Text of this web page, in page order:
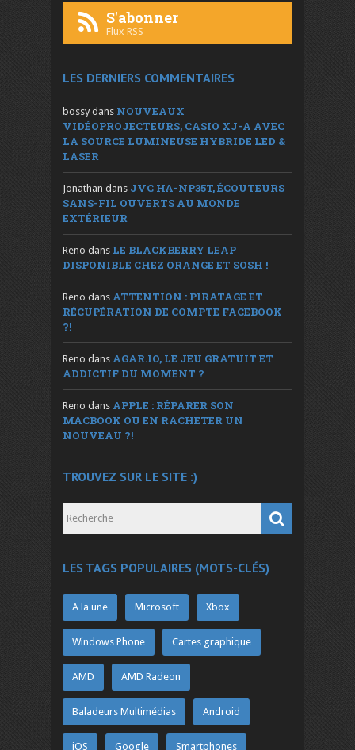
S'abonner
Flux RSS
LES DERNIERS COMMENTAIRES
bossy dans NOUVEAUX
VIDÉOPROJECTEURS, CASIO XJ-A AVEC
LA SOURCE LUMINEUSE HYBRIDE LED &
LASER
Jonathan dans JVC HA-NP35T, ÉCOUTEURS
SANS-FIL OUVERTS AU MONDE
EXTÉRIEUR
Reno dans LE BLACKBERRY LEAP
DISPONIBLE CHEZ ORANGE ET SOSH !
Reno dans ATTENTION : PIRATAGE ET
RÉCUPÉRATION DE COMPTE FACEBOOK
?!
Reno dans AGAR.IO, LE JEU GRATUIT ET
ADDICTIF DU MOMENT ?
Reno dans APPLE : RÉPARER SON
MACBOOK OU EN RACHETER UN
NOUVEAU ?!
TROUVEZ SUR LE SITE :)
LES TAGS POPULAIRES (MOTS-CLÉS)
A la une Microsoft Xbox
Windows Phone Cartes graphique
AMD AMD Radeon
Baladeurs Multimédias Android
iOS Google Smartphones